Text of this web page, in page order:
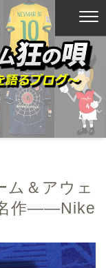
ム＆アウェ
作——Nike